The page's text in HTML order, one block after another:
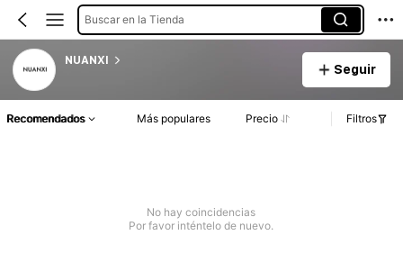
Buscar en la Tienda
NUANXI
Seguir
Recomendados Más populares Precio Filtros
No hay coincidencias
Por favor inténtelo de nuevo.